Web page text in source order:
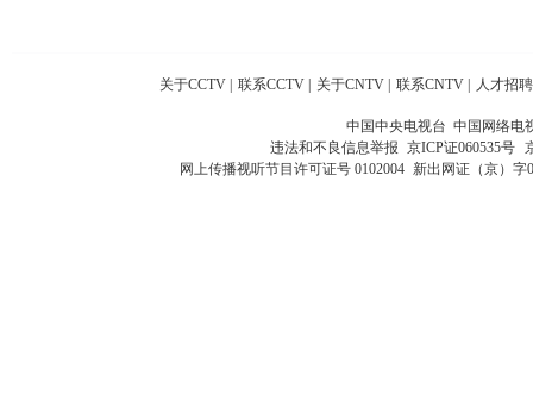
关于CCTV 联系CCTV 关于CNTV 联系CNTV 人才招聘
中国中央电视台 中国网络电
违法和不良信息举报 京ICP证060535号
网上传播视听节目许可证号 0102004 新出网证（京）